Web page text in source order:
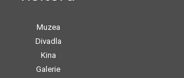
Muzea
Divadla
Kina
Galerie